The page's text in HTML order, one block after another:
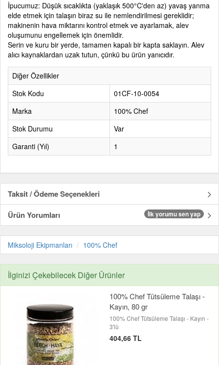
İpucumuz: Düşük sıcaklıkta (yaklaşık 500°C'den az) yavaş yanma
elde etmek için talaşın biraz su ile nemlendirilmesi gereklidir;
makinenin hava miktarını kontrol etmek ve ayarlamak, alev
oluşumunu engellemek için önemlidir.
Serin ve kuru bir yerde, tamamen kapalı bir kapta saklayın. Alev
alıcı kaynaklardan uzak tutun, çünkü bu ürün yanıcıdır.
Diğer Özellikler
Stok Kodu
01CF-10-0054
Marka
100% Chef
Stok Durumu
Var
Garanti (Yıl)
1
Taksit / Ödeme Seçenekleri
Ürün Yorumları
İlk yorumu sen yap
Miksoloji Ekipmanları 100% Chef
İlginizi Çekebilecek Diğer Ürünler
100% Chef Tütsüleme Talaşı -
Kayın, 80 gr
100% Chef Tütsüleme Talaşı - Kayın -
3'lü
404,66 TL